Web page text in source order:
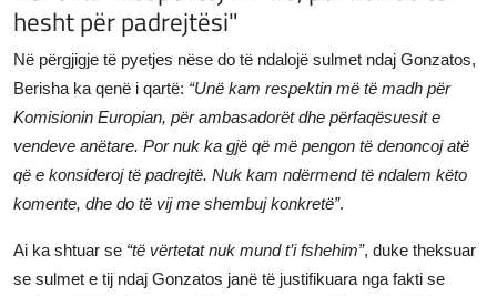
hesht për padrejtësi"
Në përgjigje të pyetjes nëse do të ndalojë sulmet ndaj Gonzatos,
Berisha ka qenë i qartë: “Unë kam respektin më të madh për
Komisionin Europian, për ambasadorët dhe përfaqësuesit e
vendeve anëtare. Por nuk ka gjë që më pengon të denoncoj atë
që e konsideroj të padrejtë. Nuk kam ndërmend të ndalem këto
komente, dhe do të vij me shembuj konkretë”.
Ai ka shtuar se “të vërtetat nuk mund t’i fshehim”, duke theksuar
se sulmet e tij ndaj Gonzatos janë të justifikuara nga fakti se